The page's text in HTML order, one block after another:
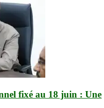
fixé au 18 juin : Une